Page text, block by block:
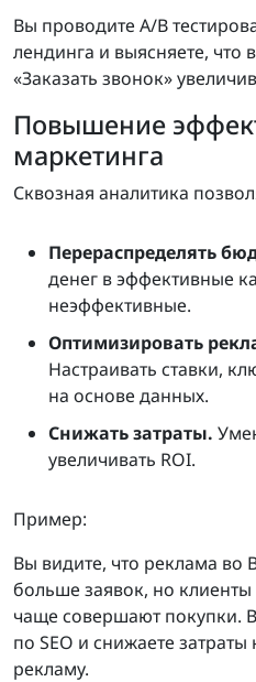
Вы проводите A/B
лендинга и выясняете, что
«Заказать звонок»
Повышение
маркетинга
Сквозная аналитика
Перераспределять
денег в эффективные
неэффективные.
Оптимизировать
Настраивать ставки,
на основе данных.
Снижать затраты.
увеличивать ROI.
Пример:
Вы видите, что реклама во
больше заявок, но клиенты
чаще совершают покупки.
по SEO и снижаете
рекламу.